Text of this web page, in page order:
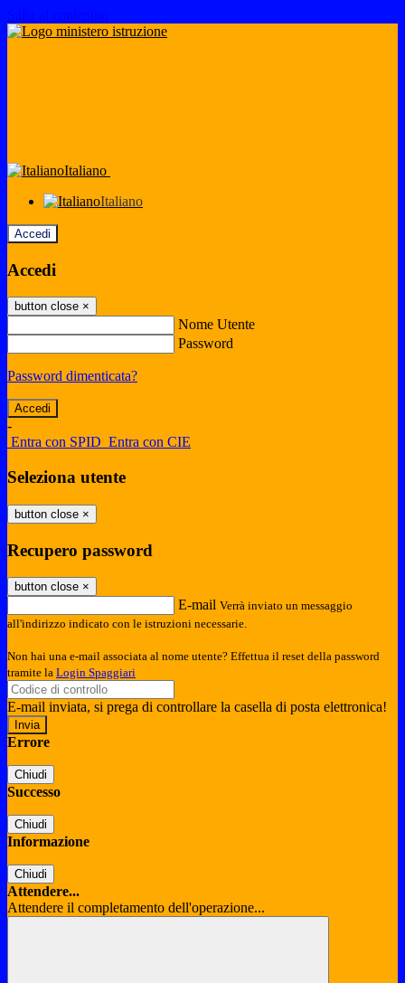
Italiano
Italiano
Accedi
Accedi
button close ×
Nome Utente
Password
Password dimenticata?
-
Entra con SPID Entra con CIE
Seleziona utente
button close ×
Recupero password
button close ×
E-mail Verrà inviato un messaggio
all'indirizzo indicato con le istruzioni necessarie.
Non hai una e-mail associata al nome utente? Effettua il reset della password
tramite la Login Spaggiari
E-mail inviata, si prega di controllare la casella di posta elettronica!
Errore
Chiudi
Successo
Chiudi
Informazione
Chiudi
Attendere...
Attendere il completamento dell'operazione...